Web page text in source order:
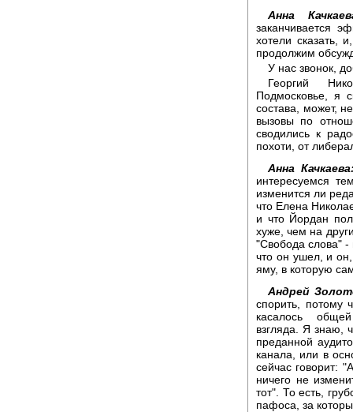
Анна
заканчивается
хотели сказать,
продолжим
У нас звонок,
Георгий
Подмосковье, я
состава, может,
вызовы по
сводились к
похоти, от
Анна
интересуемся
изменится ли
что Елена
и что Йордан
хуже, чем на
"Свобода слова" -
что он ушел, и
яму, в которую
Андрей
спорить, потому
касалось
взгляда. Я знаю,
преданной
канала, или в
сейчас говорит:
ничего не
тот". То есть,
пафоса, за